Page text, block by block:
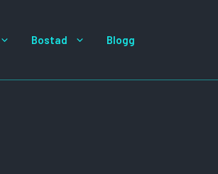
Bostad Blogg